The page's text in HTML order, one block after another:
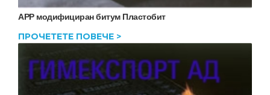
APP модифициран битум Пластобит
ПРОЧЕТЕТЕ ПОВЕЧЕ >